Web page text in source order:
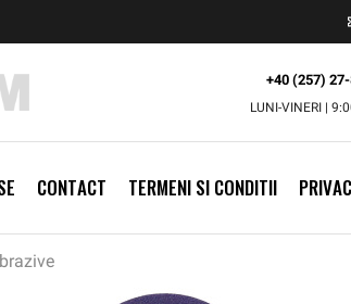
+40 (257)
LUNI-VINERI |
CONTACT TERMENI SI CONDITII